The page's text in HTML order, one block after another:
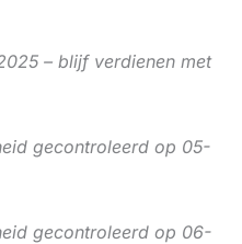
– blijf verdienen met
gecontroleerd op 05-
gecontroleerd op 06-